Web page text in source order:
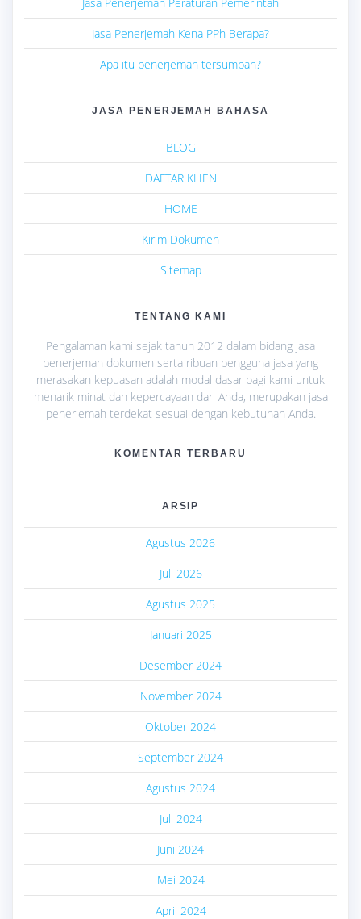
Jasa Penerjemah Kena PPh Berapa?
Apa itu penerjemah tersumpah?
JASA PENERJEMAH BAHASA
BLOG
DAFTAR KLIEN
HOME
Kirim Dokumen
Sitemap
TENTANG KAMI
Pengalaman kami sejak tahun 2012 dalam bidang jasa
penerjemah dokumen serta ribuan pengguna jasa yang
merasakan kepuasan adalah modal dasar bagi kami untuk
menarik minat dan kepercayaan dari Anda, merupakan jasa
penerjemah terdekat sesuai dengan kebutuhan Anda.
KOMENTAR TERBARU
ARSIP
Agustus 2026
Juli 2026
Agustus 2025
Januari 2025
Desember 2024
November 2024
Oktober 2024
September 2024
Agustus 2024
Juli 2024
Juni 2024
Mei 2024
April 2024